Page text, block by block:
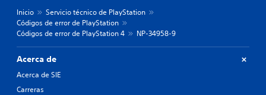
Inicio
Servicio técnico de PlayStation
Códigos de error de PlayStation
Códigos de error de PlayStation 4
NP-34958-9
Acerca de
Acerca de SIE
Carreras